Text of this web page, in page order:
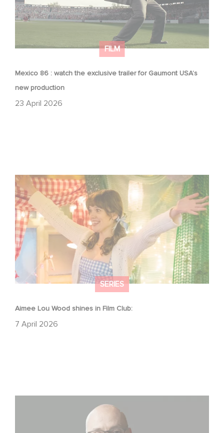
FILM
Mexico 86 : watch the exclusive trailer for Gaumont USA’s
new production
23 April 2026
SERIES
Aimee Lou Wood shines in Film Club:
7 April 2026
Aimee Lou Wood shines in Film Club:
Gaumont USA Acquires OPUS, an Investigation into the